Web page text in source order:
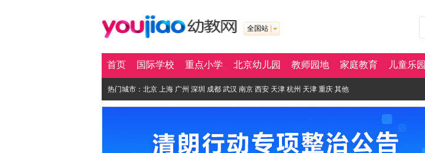
全国站
首页 国际学校 重点小学 北京幼儿园 教师园地 家庭教育 儿童乐园
热门城市： 北京 上海 广州 深圳 成都 武汉 南京 西安 天津 杭州 天津 重庆 其他